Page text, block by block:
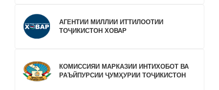
АГЕНТИИ МИЛЛИИ ИТТИЛООТИИ
ТОҶИКИСТОН ХОВАР
КОМИССИЯИ МАРКАЗИИ ИНТИХОБОТ ВА
РАЪЙПУРСИИ ҶУМҲУРИИ ТОҶИКИСТОН